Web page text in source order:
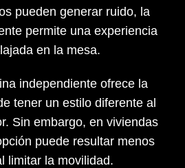
pueden generar ruido, la
permite una experiencia
en la mesa.
independiente ofrece la
tener un estilo diferente al
Sin embargo, en viviendas
puede resultar menos
limitar la movilidad.